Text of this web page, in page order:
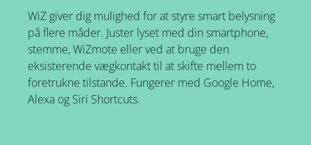
WiZ giver dig mulighed for at styre smart belysning
på flere måder. Juster lyset med din smartphone,
stemme, WiZmote eller ved at bruge den
eksisterende vægkontakt til at skifte mellem to
foretrukne tilstande. Fungerer med Google Home,
Alexa og Siri Shortcuts.